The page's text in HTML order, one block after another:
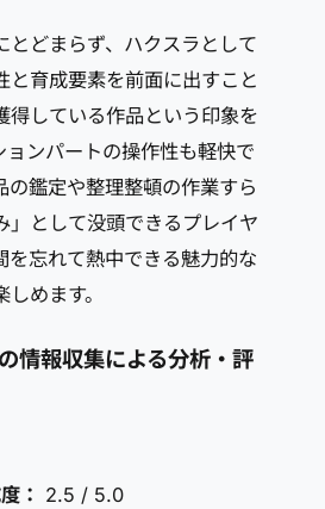
とどまらず、ハクスラとして
と育成要素を前面に出すこと
得している作品という印象を
ョンパートの操作性も軽快で
の鑑定や整理整頓の作業すら
」として没頭できるプレイヤ
を忘れて熱中できる魅力的な
めます。
情報収集による分析・評
： 2.5 / 5.0